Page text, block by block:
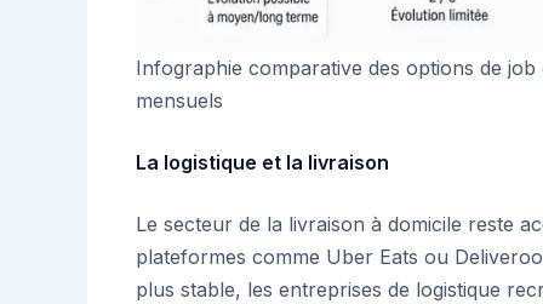
Infographie comparative des options de
mensuels
La logistique et la livraison
Le secteur de la livraison à domicile reste
plateformes comme Uber Eats ou
plus stable, les entreprises de logistique